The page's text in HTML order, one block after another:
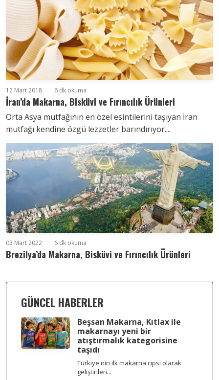
12 Mart 2018 6 dk okuma
İran’da Makarna, Bisküvi ve Fırıncılık Ürünleri
Orta Asya mutfağının en özel esintilerini taşıyan İran
mutfağı kendine özgü lezzetler barındırıyor....
03 Mart 2022 6 dk okuma
Brezilya’da Makarna, Bisküvi ve Fırıncılık Ürünleri
GÜNCEL HABERLER
Beşsan Makarna, Kıtlax ile
makarnayı yeni bir
atıştırmalık kategorisine
taşıdı
Türkiye'nin ilk makarna cipsi olarak
geliştirilen...